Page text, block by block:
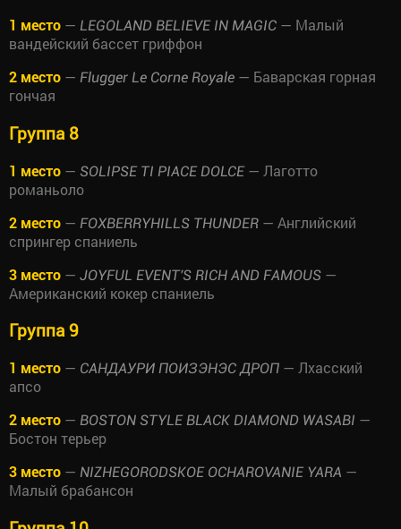
1 место — LEGOLAND BELIEVE IN MAGIC — Малый
вандейский бассет гриффон
2 место — Flugger Le Corne Royale — Баварская горная
гончая
Группа 8
1 место — SOLIPSE TI PIACE DOLCE — Лаготто
романьоло
2 место — FOXBERRYHILLS THUNDER — Английский
спрингер спаниель
3 место — JOYFUL EVENT'S RICH AND FAMOUS —
Американский кокер спаниель
Группа 9
1 место — САНДАУРИ ПОИЗЭНЭС ДРОП — Лхасский
апсо
2 место — BOSTON STYLE BLACK DIAMOND WASABI —
Бостон терьер
3 место — NIZHEGORODSKOE OCHAROVANIE YARA —
Малый брабансон